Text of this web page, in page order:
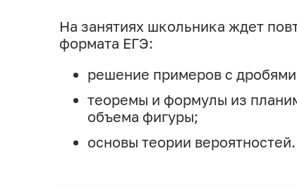
На занятиях школьника ждет
формата ЕГЭ:
решение примеров с
теоремы и формулы из
объема фигуры;
основы теории вероятностей.